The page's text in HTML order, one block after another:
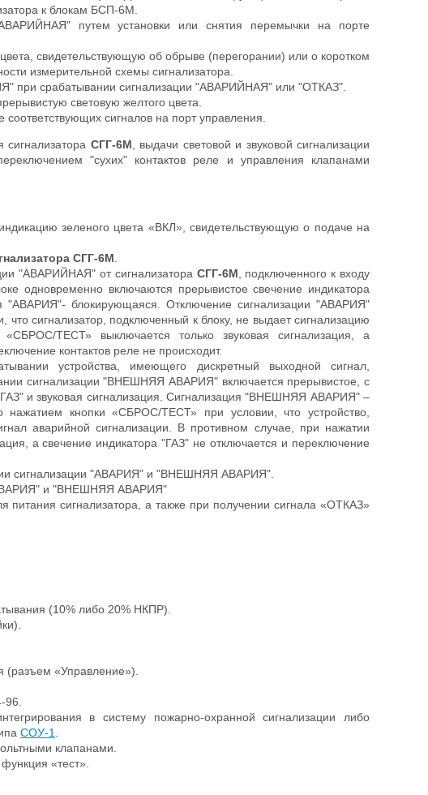
к блокам БСП-6М.
путем установки или снятия перемычки на порте
свидетельствующую об обрыве (перегорании) или о коротком
измерительной схемы сигнализатора.
при срабатывании сигнализации "АВАРИЙНАЯ" или "ОТКАЗ".
световую желтого цвета.
сигналов на порт управления.
сигнализатора СГГ-6М , выдачи световой и звуковой сигнализации
"сухих" контактов реле и управления клапанами
зеленого цвета «ВКЛ», свидетельствующую о подаче на
СГГ-6М
"АВАРИЙНАЯ" от сигнализатора СГГ-6М , подключенного к входу
одновременно включаются прерывистое свечение индикатора
"АВАРИЯ"- блокирующаяся. Отключение сигнализации "АВАРИЯ"
сигнализатор, подключенный к блоку, не выдает сигнализацию
ТЕСТ» выключается только звуковая сигнализация, а
контактов реле не происходит.
устройства, имеющего дискретный выходной сигнал,
сигнализации "ВНЕШНЯЯ АВАРИЯ" включается прерывистое, с
и звуковая сигнализация. Сигнализация "ВНЕШНЯЯ АВАРИЯ" –
нажатием кнопки «СБРОС/ТЕСТ» при условии, что устройство,
аварийной сигнализации. В противном случае, при нажатии
а свечение индикатора "ГАЗ" не отключается и переключение
сигнализации "АВАРИЯ" и "ВНЕШНЯЯ АВАРИЯ".
"АВАРИЯ" и "ВНЕШНЯЯ АВАРИЯ"
сигнализатора, а также при получении сигнала «ОТКАЗ»
(10% либо 20% НКПР).
(разъем «Управление»).
96.
в систему пожарно-охранной сигнализации либо
СОУ-1
клапанами.
«тест».